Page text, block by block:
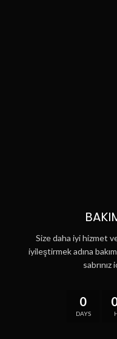
Size daha iyi hizmet
iyileştirmek adına bakım
0
DAYS